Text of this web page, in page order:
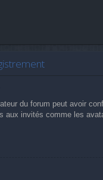
du forum peut avoir
invités comme les